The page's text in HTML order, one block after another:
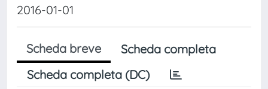
2016-01-01
Scheda breve
Scheda completa
Scheda completa (DC)